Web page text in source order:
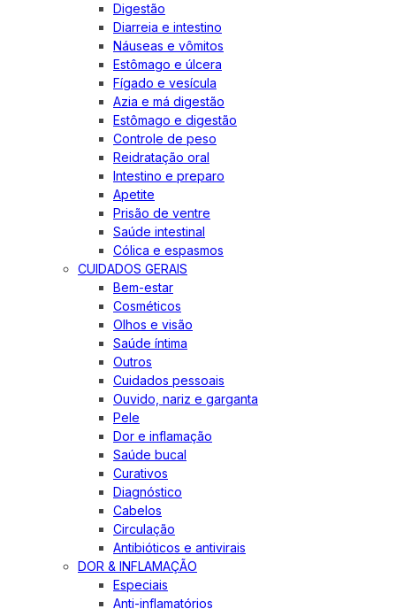
Digestão
Diarreia e intestino
Náuseas e vômitos
Estômago e úlcera
Fígado e vesícula
Azia e má digestão
Estômago e digestão
Controle de peso
Reidratação oral
Intestino e preparo
Apetite
Prisão de ventre
Saúde intestinal
Cólica e espasmos
CUIDADOS GERAIS
Bem-estar
Cosméticos
Olhos e visão
Saúde íntima
Outros
Cuidados pessoais
Ouvido, nariz e garganta
Pele
Dor e inflamação
Saúde bucal
Curativos
Diagnóstico
Cabelos
Circulação
Antibióticos e antivirais
DOR & INFLAMAÇÃO
Especiais
Anti-inflamatórios